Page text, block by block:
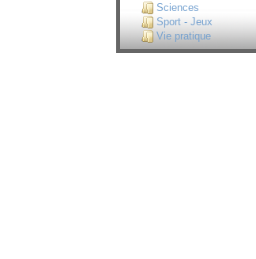
Sciences
Sport - Jeux
Vie pratique